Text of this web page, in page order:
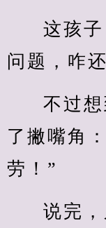
这孩
问题，咋
不过
了撇嘴角
劳！”
说完